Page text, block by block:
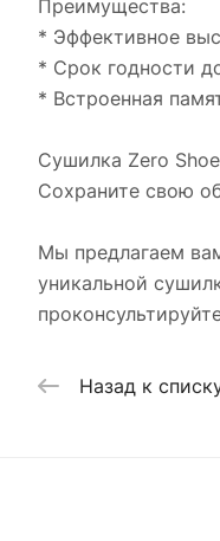
Преимущества:
* Эффективное
* Срок годности
* Встроенная
Сушилка Zero
Сохраните свою
Мы предлагаем
уникальной
Назад к